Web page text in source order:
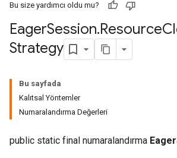
Bu size yardımcı oldu mu?
EagerSession.Resource
Strategy
Bu sayfada
Kalıtsal Yöntemler
Numaralandırma Değerleri
public static final numaralandırma